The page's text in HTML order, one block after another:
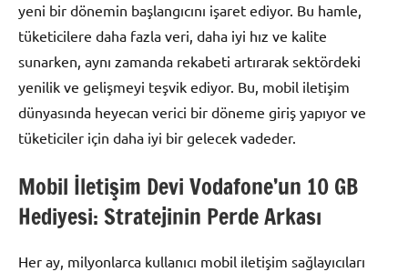
yeni bir dönemin başlangıcını işaret ediyor. Bu hamle,
tüketicilere daha fazla veri, daha iyi hız ve kalite
sunarken, aynı zamanda rekabeti artırarak sektördeki
yenilik ve gelişmeyi teşvik ediyor. Bu, mobil iletişim
dünyasında heyecan verici bir döneme giriş yapıyor ve
tüketiciler için daha iyi bir gelecek vadeder.
Mobil İletişim Devi Vodafone’un 10 GB
Hediyesi: Stratejinin Perde Arkası
Her ay, milyonlarca kullanıcı mobil iletişim sağlayıcıları